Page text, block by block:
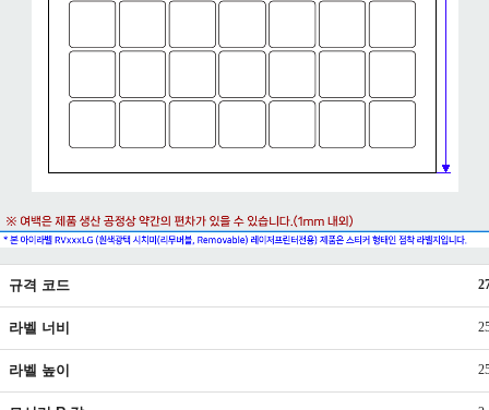
규격 코드
라벨 너비
라벨 높이